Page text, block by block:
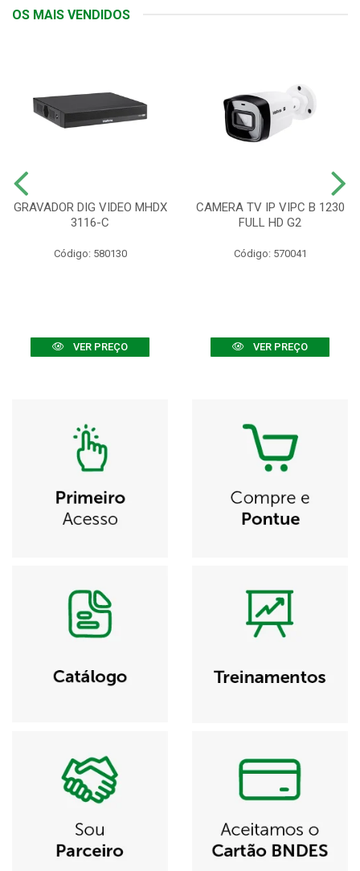
OS MAIS VENDIDOS
GRAVADOR DIG VIDEO MHDX
3116-C
Código: 580130
VER PREÇO
CAMERA TV IP VIPC B 1230
FULL HD G2
Código: 570041
VER PREÇO